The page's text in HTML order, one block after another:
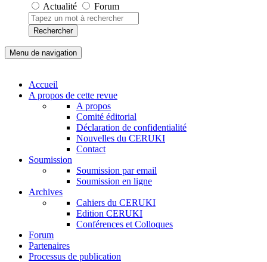
Actualité
Forum
Rechercher
Menu de navigation
Accueil
A propos de cette revue
A propos
Comité éditorial
Déclaration de confidentialité
Nouvelles du CERUKI
Contact
Soumission
Soumission par email
Soumission en ligne
Archives
Cahiers du CERUKI
Edition CERUKI
Conférences et Colloques
Forum
Partenaires
Processus de publication